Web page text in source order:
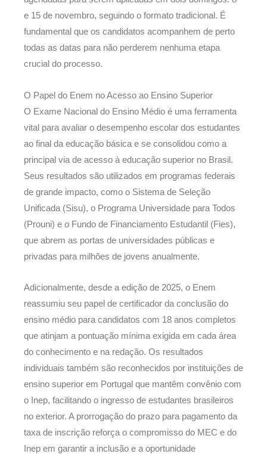
e 15 de novembro, seguindo o formato tradicional. É
fundamental que os candidatos acompanhem de perto
todas as datas para não perderem nenhuma etapa
crucial do processo.
O Papel do Enem no Acesso ao Ensino Superior
O Exame Nacional do Ensino Médio é uma ferramenta
vital para avaliar o desempenho escolar dos estudantes
ao final da educação básica e se consolidou como a
principal via de acesso à educação superior no Brasil.
Seus resultados são utilizados em programas federais
de grande impacto, como o Sistema de Seleção
Unificada (Sisu), o Programa Universidade para Todos
(Prouni) e o Fundo de Financiamento Estudantil (Fies),
que abrem as portas de universidades públicas e
privadas para milhões de jovens anualmente.
Adicionalmente, desde a edição de 2025, o Enem
reassumiu seu papel de certificador da conclusão do
ensino médio para candidatos com 18 anos completos
que atinjam a pontuação mínima exigida em cada área
do conhecimento e na redação. Os resultados
individuais também são reconhecidos por instituições de
ensino superior em Portugal que mantêm convênio com
o Inep, facilitando o ingresso de estudantes brasileiros
no exterior. A prorrogação do prazo para pagamento da
taxa de inscrição reforça o compromisso do MEC e do
Inep em garantir a inclusão e a oportunidade